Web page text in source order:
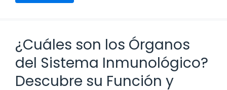
¿Cuáles son los Órganos
del Sistema Inmunológico?
Descubre su Función y